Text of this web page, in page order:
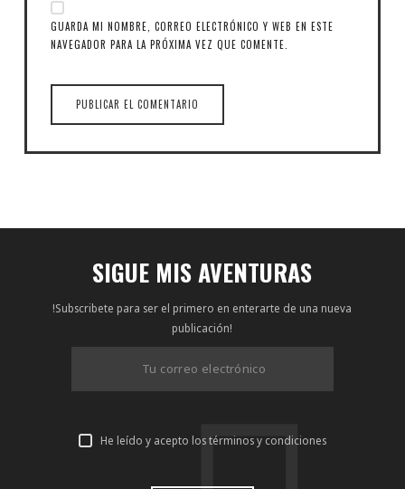
GUARDA MI NOMBRE, CORREO ELECTRÓNICO Y WEB EN ESTE
NAVEGADOR PARA LA PRÓXIMA VEZ QUE COMENTE.
SIGUE MIS AVENTURAS
!Subscribete para ser el primero en enterarte de una nueva
publicación!
He leído y acepto los términos y condiciones